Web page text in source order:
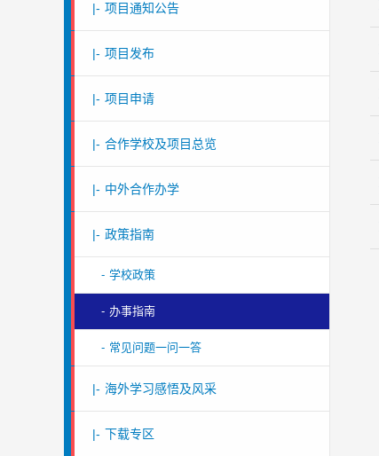
|- 项目通知公告
|- 项目发布
|- 项目申请
|- 合作学校及项目总览
|- 中外合作办学
|- 政策指南
- 学校政策
- 办事指南
- 常见问题一问一答
|- 海外学习感悟及风采
|- 下载专区